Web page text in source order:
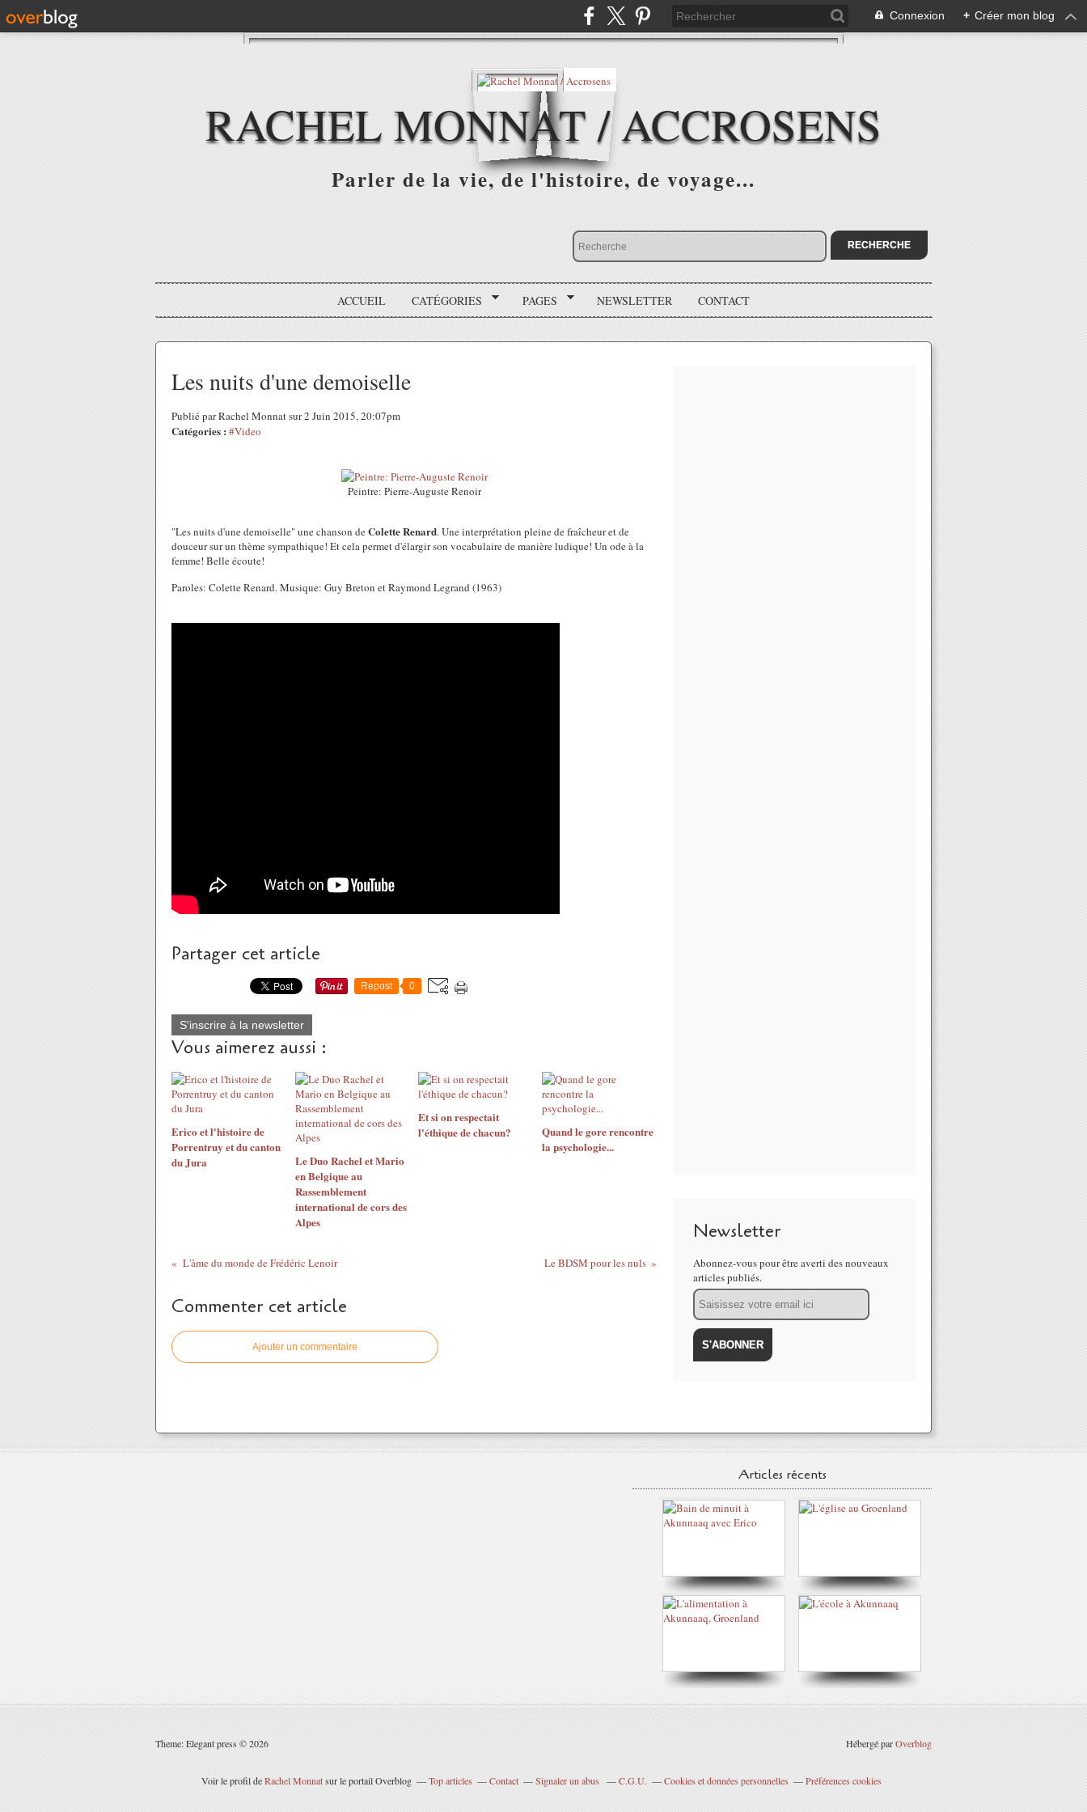
Connexion + Créer mon blog
RACHEL MONNAT / ACCROSENS
Parler de la vie, de l'histoire, de voyage...
ACCUEIL CATÉGORIES PAGES NEWSLETTER CONTACT
Les nuits d'une demoiselle
Publié par Rachel Monnat sur 2 Juin 2015, 20:07pm
Catégories : #Video
Peintre: Pierre-Auguste Renoir
"Les nuits d'une demoiselle" une chanson deColette Renard. Une interprétation pleine de fraîcheur et de
douceur sur un thème sympathique! Et cela permet d'élargir son vocabulaire de manière ludique! Un ode à la
femme! Belle écoute!
Paroles: Colette Renard. Musique: Guy Breton et Raymond Legrand (1963)
Partager cet article
Repost 0
S'inscrire à la newsletter
Vous aimerez aussi :
Erico et l'histoire de
Porrentruy et du canton
du Jura
Le Duo Rachel et Mario
en Belgique au
Rassemblement
international de cors des
Alpes
Et si on respectait
l'éthique de chacun?
Quand le gore rencontre
la psychologie...
L'âme du monde de Frédéric Lenoir Le BDSM pour les nuls
Commenter cet article
Ajouter un commentaire
Newsletter
Abonnez-vous pour être averti des nouveaux
articles publiés.
Email
Articles récents
Theme: Elegant press © 2026 Hébergé parOverblog
Voir le profil deRachel Monnatsur le portail Overblog Top articles Contact Signaler un abus C.G.U. Cookies et données personnelles Préférences cookies